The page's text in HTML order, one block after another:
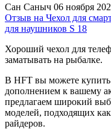
Сан Саныч 06 ноября
Отзыв на Чехол для
для наушников S 18
Хороший чехол для
заматывать на рыбалке.
В HFT вы можете
дополнением к вашему
предлагаем широкий
моделей, подходящих
райдеров.